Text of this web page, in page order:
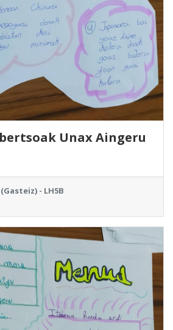
Unax Aingeru
- LH5B